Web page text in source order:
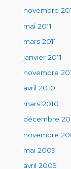
novembre
mai 2011
mars 2011
janvier 2011
novembre
avril 2010
mars 2010
décembre
novembre
mai 2009
avril 2009